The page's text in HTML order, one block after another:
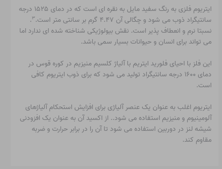
ایتریوم فلزی به رنگ سفید مایل به نقره ای است که در دمای ۱۵۲۵ درجه
سانتیگراد ذوب می شود و چگالی آن ۴.۴۷ گرم بر سانتی متر است.
۳.
نسبتا نرم و انعطاف پذیر است. نقش بیولوژیکی شناخته شده ای ندارد اما
می تواند برای انسان و حیوانات بسیار سمی باشد.
این فلز با احیای فلورید ایتریم با آلیاژ کلسیم منیزیم در کوره قوس در
دمای ۱۶۰۰ درجه سانتیگراد تولید می شود که برای ذوب ایتریوم کافی
است.
ایتریوم اغلب به عنوان یک عنصر آلیاژی برای افزایش استحکام آلیاژهای
آلومینیوم و منیزیم استفاده می شود.. از اکسید آن به عنوان یک افزودنی
شیشه لنز در دوربین استفاده می شود تا آن را در برابر حرارت و ضربه
مقاوم کند.